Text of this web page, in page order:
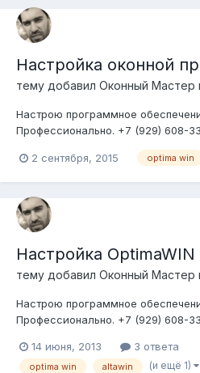
Настройка оконной
тему добавил Оконный Мастер
Настрою программное
Профессионально. +7 (929) 608-
2 сентября, 2015 optima win
Настройка OptimaWIN
тему добавил Оконный Мастер
Настрою программное
Профессионально. +7 (929) 608-
14 июня, 2013 3 ответа
optima win altawin (и ещё 1)